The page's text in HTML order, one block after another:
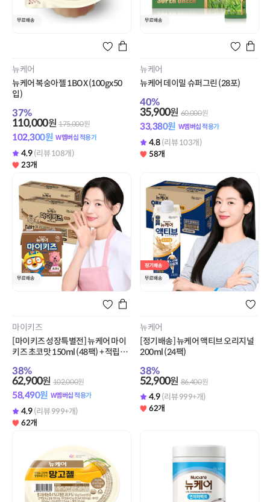
뉴케어
뉴케어 복숭아젤 1BOX (100gx50
입)
37%
110,000원 175,000원
102,300원 W멤버십 적용가
4.9 (리뷰 108개)
23개
뉴케어
뉴케어 데이밀 슈퍼그린 (28포)
40%
35,900원 60,000원
33,380원 W멤버십 적용가
4.8 (리뷰 103개)
58개
마이키즈
[마이키즈 성장특별전] 뉴케어 마이
키즈 초코맛 150ml (48팩) + 적립금
38%
62,900원 102,000원
58,490원 W멤버십 적용가
4.9 (리뷰 999+개)
62개
뉴케어
[정기배송] 뉴케어 액티브 오리지널
200ml (24팩)
38%
52,900원 86,400원
4.9 (리뷰 999+개)
62개